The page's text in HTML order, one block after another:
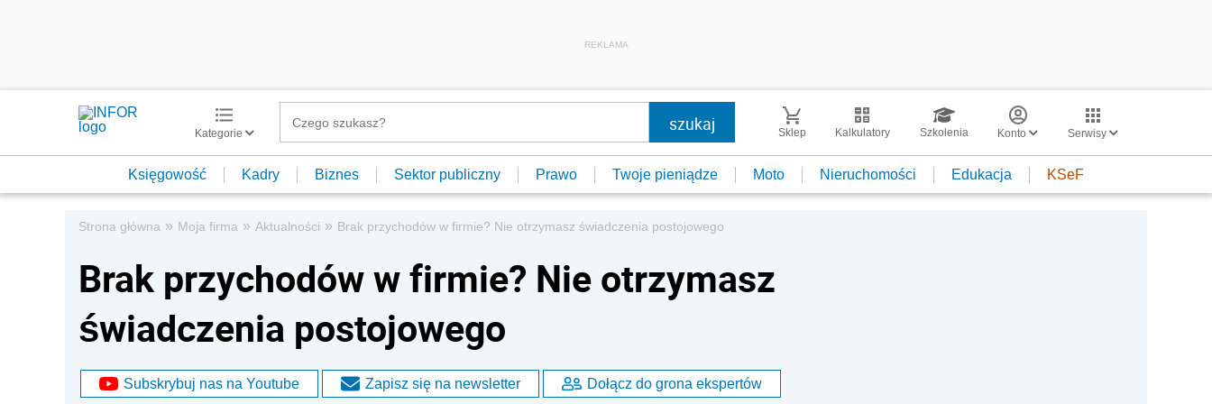
REKLAMA
Kategorie Sklep Kalkulatory Szkolenia Konto Serwisy
Księgowość Kadry Biznes Sektor publiczny Prawo Twoje pieniądze Moto Nieruchomości Edukacja KSeF
Strona główna » Moja firma » Aktualności » Brak przychodów w firmie? Nie otrzymasz świadczenia postojowego
Brak przychodów w firmie? Nie otrzymasz
świadczenia postojowego
Subskrybuj nas na Youtube Zapisz się na newsletter Dołącz do grona ekspertów